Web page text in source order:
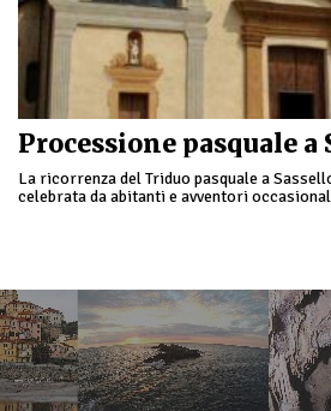
Processione pasquale a
La ricorrenza del Triduo pasquale a
celebrata da abitanti e avventori